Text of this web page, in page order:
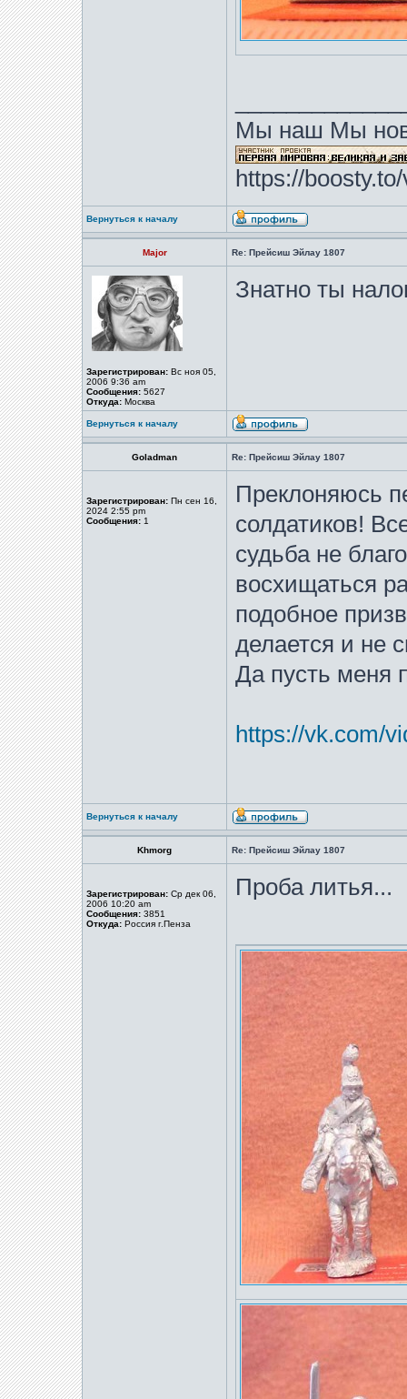
Мы наш Мы
https://
Вернуться к началу
Major Re: Прейсиш Эйлау 1807
Зарегистрирован: Вс ноя 05,
2006 9:36 am
Сообщения: 5627
Откуда: Москва
Знатно ты
Вернуться к началу
Goladman Re: Прейсиш Эйлау 1807
Зарегистрирован: Пн сен 16,
2024 2:55 pm
Сообщения: 1
Преклоняюсь
солдатиков!
судьба не
восхищаться
подобное
делается и не
Да пусть меня
https://vk.com/
Вернуться к началу
Khmorg Re: Прейсиш Эйлау 1807
Зарегистрирован: Ср дек 06,
2006 10:20 am
Сообщения: 3851
Откуда: Россия г.Пенза
Проба литья...